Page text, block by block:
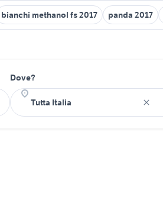
bianchi methanol fs 2017 panda 2017
Dove?